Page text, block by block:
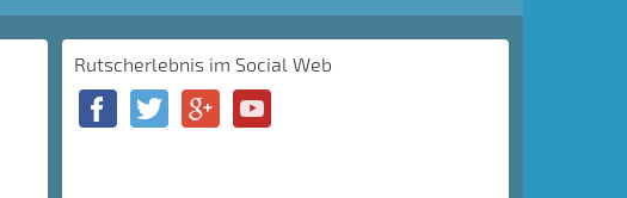
Rutscherlebnis im Social Web